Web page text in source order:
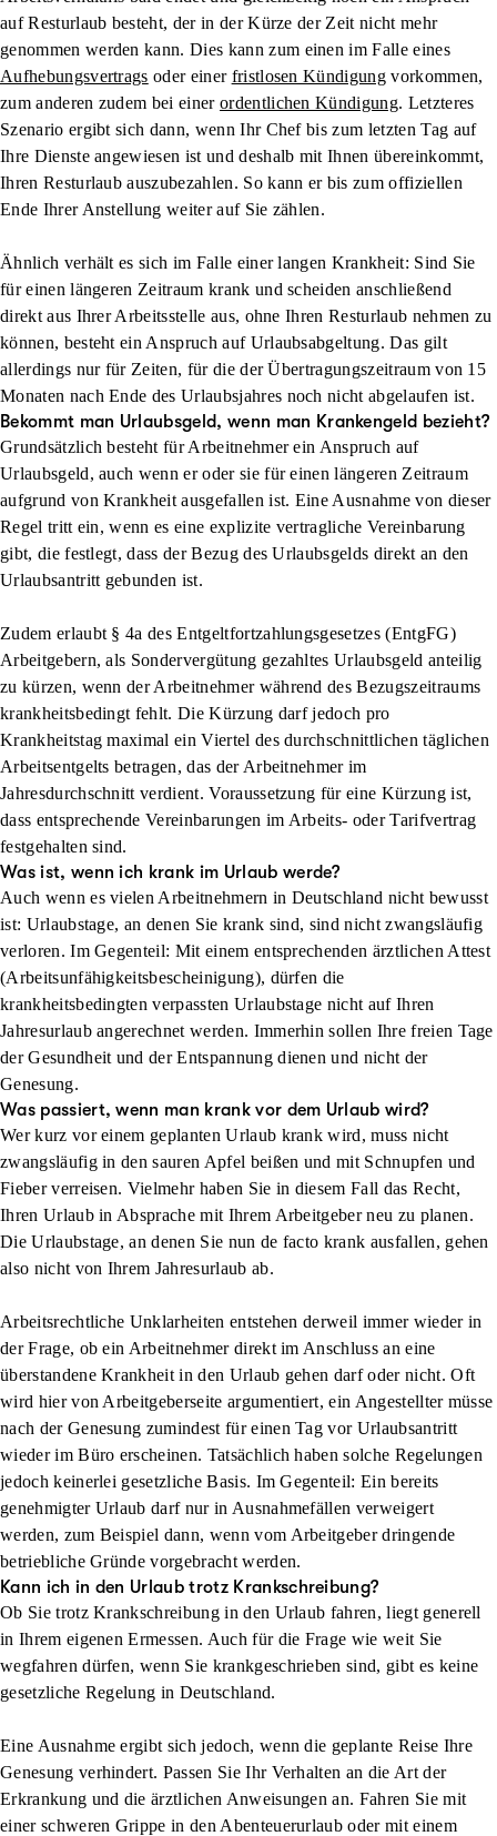
auf Resturlaub besteht, der in der Kürze der Zeit nicht mehr
genommen werden kann. Dies kann zum einen im Falle eines
Aufhebungsvertrags oder einer fristlosen Kündigung vorkommen,
zum anderen zudem bei einer ordentlichen Kündigung. Letzteres
Szenario ergibt sich dann, wenn Ihr Chef bis zum letzten Tag auf
Ihre Dienste angewiesen ist und deshalb mit Ihnen übereinkommt,
Ihren Resturlaub auszubezahlen. So kann er bis zum offiziellen
Ende Ihrer Anstellung weiter auf Sie zählen.
Ähnlich verhält es sich im Falle einer langen Krankheit: Sind Sie
für einen längeren Zeitraum krank und scheiden anschließend
direkt aus Ihrer Arbeitsstelle aus, ohne Ihren Resturlaub nehmen zu
können, besteht ein Anspruch auf Urlaubsabgeltung. Das gilt
allerdings nur für Zeiten, für die der Übertragungszeitraum von 15
Monaten nach Ende des Urlaubsjahres noch nicht abgelaufen ist.
Bekommt man Urlaubsgeld, wenn man Krankengeld bezieht?
Grundsätzlich besteht für Arbeitnehmer ein Anspruch auf
Urlaubsgeld, auch wenn er oder sie für einen längeren Zeitraum
aufgrund von Krankheit ausgefallen ist. Eine Ausnahme von dieser
Regel tritt ein, wenn es eine explizite vertragliche Vereinbarung
gibt, die festlegt, dass der Bezug des Urlaubsgelds direkt an den
Urlaubsantritt gebunden ist.
Zudem erlaubt § 4a des Entgeltfortzahlungsgesetzes (EntgFG)
Arbeitgebern, als Sondervergütung gezahltes Urlaubsgeld anteilig
zu kürzen, wenn der Arbeitnehmer während des Bezugszeitraums
krankheitsbedingt fehlt. Die Kürzung darf jedoch pro
Krankheitstag maximal ein Viertel des durchschnittlichen täglichen
Arbeitsentgelts betragen, das der Arbeitnehmer im
Jahresdurchschnitt verdient. Voraussetzung für eine Kürzung ist,
dass entsprechende Vereinbarungen im Arbeits- oder Tarifvertrag
festgehalten sind.
Was ist, wenn ich krank im Urlaub werde?
Auch wenn es vielen Arbeitnehmern in Deutschland nicht bewusst
ist: Urlaubstage, an denen Sie krank sind, sind nicht zwangsläufig
verloren. Im Gegenteil: Mit einem entsprechenden ärztlichen Attest
(Arbeitsunfähigkeitsbescheinigung), dürfen die
krankheitsbedingten verpassten Urlaubstage nicht auf Ihren
Jahresurlaub angerechnet werden. Immerhin sollen Ihre freien Tage
der Gesundheit und der Entspannung dienen und nicht der
Genesung.
Was passiert, wenn man krank vor dem Urlaub wird?
Wer kurz vor einem geplanten Urlaub krank wird, muss nicht
zwangsläufig in den sauren Apfel beißen und mit Schnupfen und
Fieber verreisen. Vielmehr haben Sie in diesem Fall das Recht,
Ihren Urlaub in Absprache mit Ihrem Arbeitgeber neu zu planen.
Die Urlaubstage, an denen Sie nun de facto krank ausfallen, gehen
also nicht von Ihrem Jahresurlaub ab.
Arbeitsrechtliche Unklarheiten entstehen derweil immer wieder in
der Frage, ob ein Arbeitnehmer direkt im Anschluss an eine
überstandene Krankheit in den Urlaub gehen darf oder nicht. Oft
wird hier von Arbeitgeberseite argumentiert, ein Angestellter müsse
nach der Genesung zumindest für einen Tag vor Urlaubsantritt
wieder im Büro erscheinen. Tatsächlich haben solche Regelungen
jedoch keinerlei gesetzliche Basis. Im Gegenteil: Ein bereits
genehmigter Urlaub darf nur in Ausnahmefällen verweigert
werden, zum Beispiel dann, wenn vom Arbeitgeber dringende
betriebliche Gründe vorgebracht werden.
Kann ich in den Urlaub trotz Krankschreibung?
Ob Sie trotz Krankschreibung in den Urlaub fahren, liegt generell
in Ihrem eigenen Ermessen. Auch für die Frage wie weit Sie
wegfahren dürfen, wenn Sie krankgeschrieben sind, gibt es keine
gesetzliche Regelung in Deutschland.
Eine Ausnahme ergibt sich jedoch, wenn die geplante Reise Ihre
Genesung verhindert. Passen Sie Ihr Verhalten an die Art der
Erkrankung und die ärztlichen Anweisungen an. Fahren Sie mit
einer schweren Grippe in den Abenteuerurlaub oder mit einem